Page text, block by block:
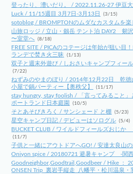
登ったり、漕いだり。 / 2022.11.26-27 伊豆
Luck / 11/15週目 3月7日-3月13日 (3/15)
sotoblog / BROMPTONのムダなカスタムを楽
山旅ロッジ / 立山・劔岳 テント泊 DAY2 剱
〜室堂へ (8/18)
FREE SITE / PICAのコテージは年始が狙い目
ランデで焚き火三昧
(1/13)
双子と週末外遊び / しおさいキャンプフィー
(7/22)
ねずみのやまのぼり / 2014年12月22日 乾徳
小屋で鍋パーティー【奥秩父】
(11/17)
stay hungry, stay foolish / 「言ってみること
ポートランド日本庭園
(10/5)
そとあそびきろく / サンシェード と棚 (5/23)
星空キャンプ日記 / デビューはソログル (5/4)
BUCKET CLUB / ワイルドフィールズおじか
(11/7)
子供と一緒にアウトドアへGO! / 安達太良山
Oniyon spice / 20180721 避暑キャンプ -関
Goodneighbor,Goodtrail,Goodbeer / Hike ：
ONSEN Trip_裏岩手縦走_八幡平・松川温泉・